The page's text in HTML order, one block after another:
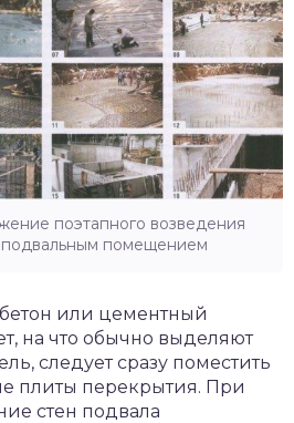
поэтапного возведения
помещением
бетон или цементный
на что обычно выделяют
следует сразу поместить
плиты перекрытия. При
стен подвала